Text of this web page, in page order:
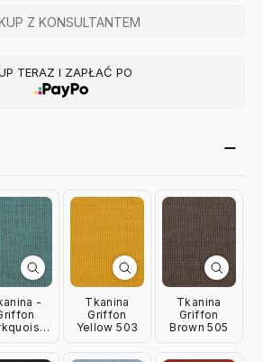
Z KONSULTANTEM
TERAZ I ZAPŁAĆ PO
-
Tkanina
Griffon
Yellow 503
Tkanina
Griffon
Brown 505